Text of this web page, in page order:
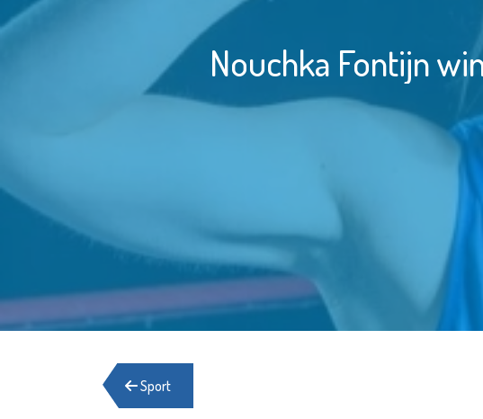
Nouchka Fontijn
Sport